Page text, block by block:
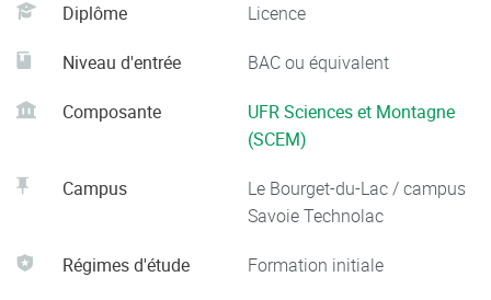
Diplôme Licence
Niveau d'entrée BAC ou équivalent
Composante
UFR Sciences et Montagne
(SCEM)
Campus
Le Bourget-du-Lac / campus
Savoie Technolac
Régimes d'étude Formation initiale